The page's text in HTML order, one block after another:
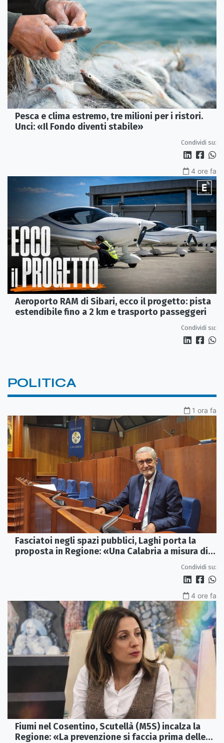
Pesca e clima estremo, tre milioni per i ristori.
Unci: «Il Fondo diventi stabile»
Condividi su:
4 ore fa
Aeroporto RAM di Sibari, ecco il progetto: pista
estendibile fino a 2 km e trasporto passeggeri
Condividi su:
POLITICA
1 ora fa
Fasciatoi negli spazi pubblici, Laghi porta la
proposta in Regione: «Una Calabria a misura di
Condividi su:
4 ore fa
Fiumi nel Cosentino, Scutellà (M5S) incalza la
Regione: «La prevenzione si faccia prima delle